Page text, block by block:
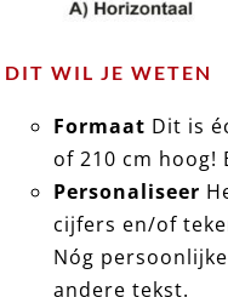
DIT WIL JE WETEN
Formaat Dit is
of 210 cm hoog!
Personaliseer
cijfers en/of
Nóg
andere tekst.